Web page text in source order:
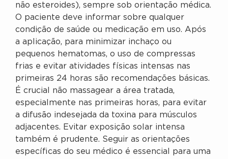
não esteroides), sempre sob orientação médica.
O paciente deve informar sobre qualquer
condição de saúde ou medicação em uso. Após
a aplicação, para minimizar inchaço ou
pequenos hematomas, o uso de compressas
frias e evitar atividades físicas intensas nas
primeiras 24 horas são recomendações básicas.
É crucial não massagear a área tratada,
especialmente nas primeiras horas, para evitar
a difusão indesejada da toxina para músculos
adjacentes. Evitar exposição solar intensa
também é prudente. Seguir as orientações
específicas do seu médico é essencial para uma